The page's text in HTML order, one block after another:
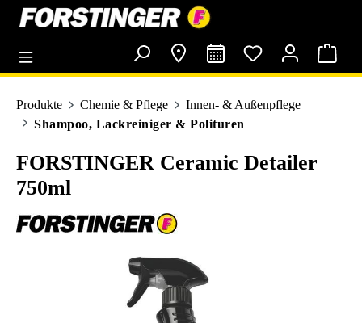
springen
Produkte Chemie & Pflege
Innen- & Außenpflege
Shampoo, Lackreiniger & Polituren
FORSTINGER Ceramic Detailer
750ml
Bildergalerie überspringen